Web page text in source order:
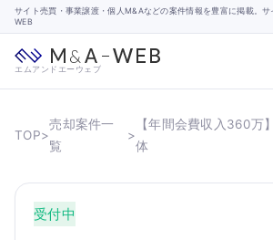
サイト売買・事業譲渡・個人M&Aなどの案件情報を豊富に掲載。
WEB
エムアンドエーウェブ
TOP>
売却案件一
覧
>
【年間会費収入360万
体
受付中